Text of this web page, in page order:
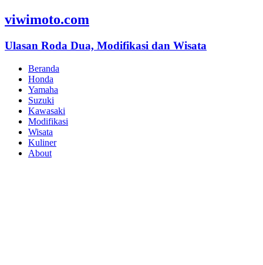
viwimoto.com
Ulasan Roda Dua, Modifikasi dan Wisata
Beranda
Honda
Yamaha
Suzuki
Kawasaki
Modifikasi
Wisata
Kuliner
About